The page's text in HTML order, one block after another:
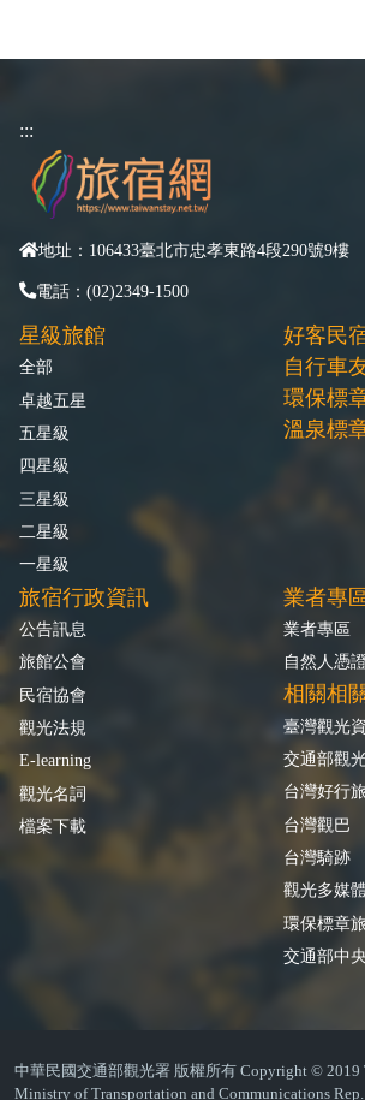
:::
地址：106433臺北市忠孝東路4段290號9樓
電話：(02)2349-1500
星級旅館
全部
卓越五星
五星級
四星級
三星級
二星級
一星級
好客民
自行車
環保標
溫泉標
旅宿行政資訊
公告訊息
旅館公會
民宿協會
觀光法規
E-learning
觀光名詞
檔案下載
業者專
業者專區
自然人憑
相關相
臺灣觀光
交通部觀
台灣好行
台灣觀巴
台灣騎跡
觀光多媒
環保標章
交通部中
中華民國交通部觀光署 版權所有 Copyright © 2019
Ministry of Transportation and Communications